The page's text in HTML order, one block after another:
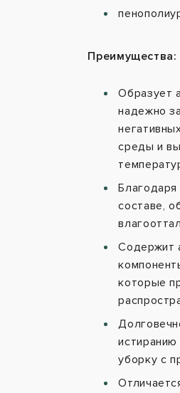
Преимущества:
Образует
надежно
среды и
Благодаря
составе,
Содержит
которые
уборку с